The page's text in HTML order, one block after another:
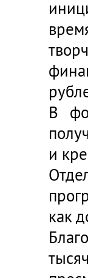
В
и
как